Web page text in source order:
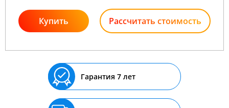
Купить Рассчитать стоимость
Гарантия 7 лет